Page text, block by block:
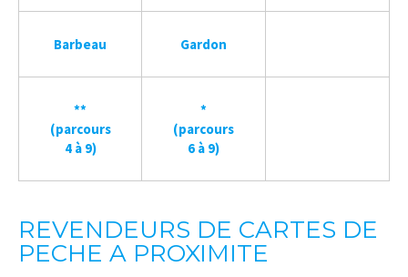
Barbeau Gardon
**
(parcours
4 à 9)
*
(parcours
6 à 9)
REVENDEURS DE CARTES DE
PECHE A PROXIMITE